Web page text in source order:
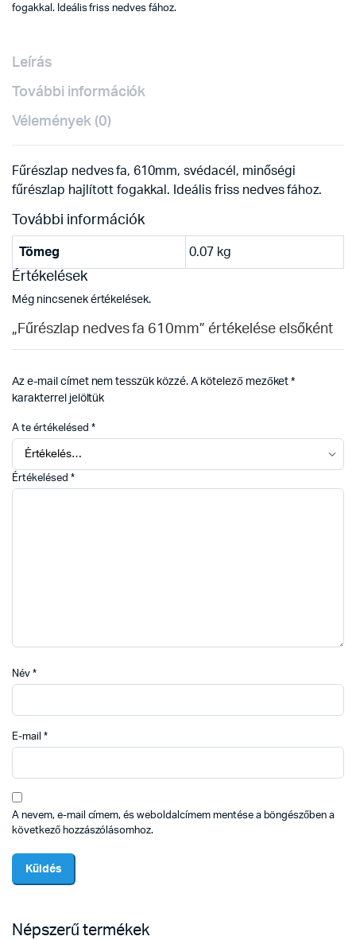
fogakkal. Ideális friss nedves fához.
Leírás
További információk
Vélemények (0)
Fűrészlap nedves fa, 610mm, svédacél, minőségi
fűrészlap hajlított fogakkal. Ideális friss nedves fához.
További információk
Tömeg 0.07 kg
Értékelések
Még nincsenek értékelések.
„Fűrészlap nedves fa 610mm” értékelése elsőként
Az e-mail címet nem tesszük közzé. A kötelező mezőket*
karakterrel jelöltük
A te értékelésed *
Értékelésed *
Név *
E-mail *
A nevem, e-mail címem, és weboldalcímem mentése a böngészőben a
következő hozzászólásomhoz.
Népszerű termékek